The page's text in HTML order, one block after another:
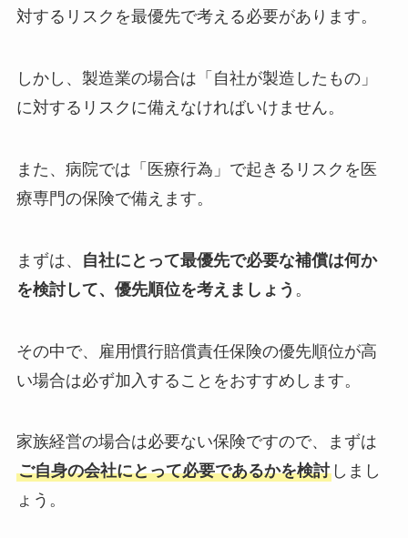
対するリスクを最優先で考える必要があります。
しかし、製造業の場合は「自社が製造したもの」
に対するリスクに備えなければいけません。
また、病院では「医療行為」で起きるリスクを医
療専門の保険で備えます。
まずは、
自社にとって最優先で必要な補償は何か
を検討して、優先順位を考えましょう 。
その中で、雇用慣行賠償責任保険の優先順位が高
い場合は必ず加入することをおすすめします。
家族経営の場合は必要ない保険ですので、まずは
ご自身の会社にとって必要であるかを検討しまし
ょう。